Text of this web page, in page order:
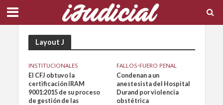
Layout J
INSTITUCIONALES
El CFJ obtuvo la
certificación IRAM
9001:2015 de su proceso
de gestión de las
FALLOS•FUERO PENAL
Condenan a un
anestesista del Hospital
Durand por violencia
obstétrica